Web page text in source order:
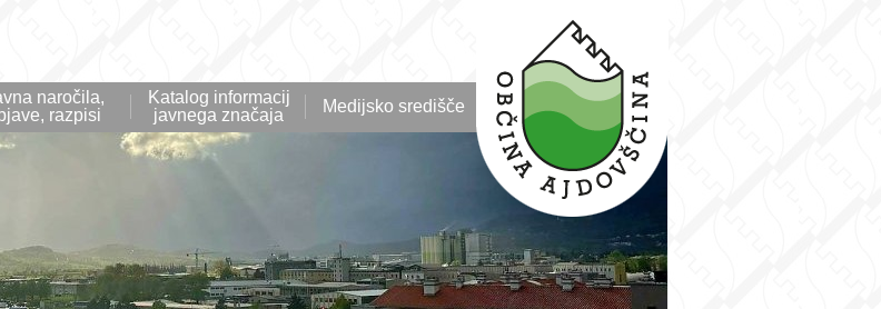
naročila,
razpisi
Katalog informacij
javnega značaja
Medijsko središče